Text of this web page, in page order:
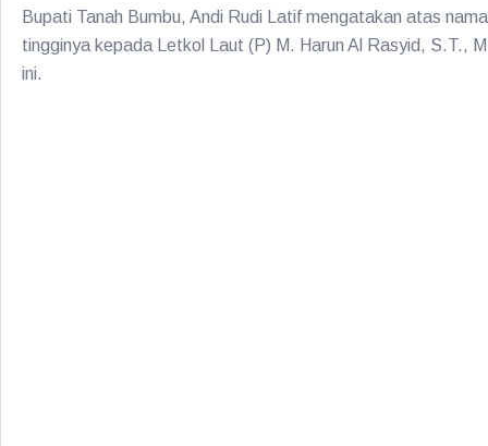
Bupati Tanah Bumbu, Andi Rudi Latif mengatakan atas
tingginya kepada Letkol Laut (P) M. Harun Al Rasyid, S.T.,
ini.